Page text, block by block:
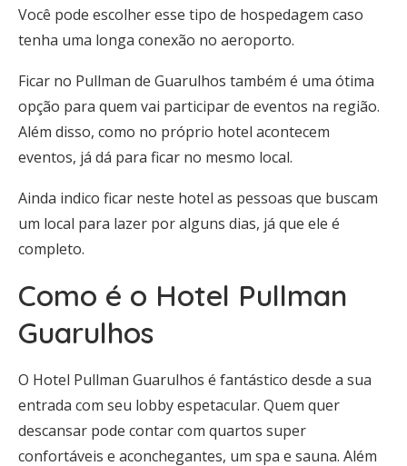
Você pode escolher esse tipo de hospedagem caso
tenha uma longa conexão no aeroporto.
Ficar no Pullman de Guarulhos também é uma ótima
opção para quem vai participar de eventos na região.
Além disso, como no próprio hotel acontecem
eventos, já dá para ficar no mesmo local.
Ainda indico ficar neste hotel as pessoas que buscam
um local para lazer por alguns dias, já que ele é
completo.
Como é o Hotel Pullman
Guarulhos
O Hotel Pullman Guarulhos é fantástico desde a sua
entrada com seu lobby espetacular. Quem quer
descansar pode contar com quartos super
confortáveis e aconchegantes, um spa e sauna. Além